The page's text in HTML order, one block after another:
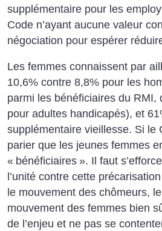
supplémentaire pour les
Code n’ayant aucune valeur
négociation pour espérer
Les femmes connaissent par
10,6% contre 8,8% pour les
parmi les bénéficiaires du RMI,
pour adultes handicapés), et
supplémentaire vieillesse. Si le
parier que les jeunes femmes
« bénéficiaires ». Il faut
l’unité contre cette
le mouvement des chômeurs,
mouvement des femmes bien
de l’enjeu et ne pas se